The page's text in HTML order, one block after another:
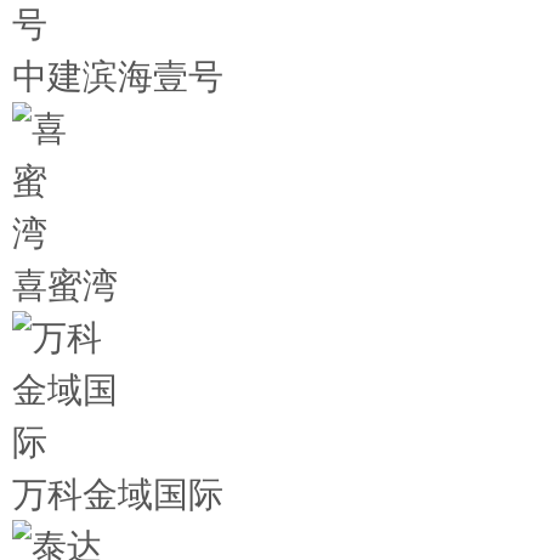
中建滨海壹号
喜蜜湾
万科金域国际